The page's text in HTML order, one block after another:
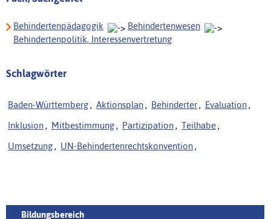
Behindertenpädagogik
Behindertenwesen
Behindertenpolitik, Interessenvertretung
Schlagwörter
Baden-Württemberg , Aktionsplan , Behinderter , Evaluation ,
Inklusion , Mitbestimmung , Partizipation , Teilhabe ,
Umsetzung , UN-Behindertenrechtskonvention ,
Bildungsbereich